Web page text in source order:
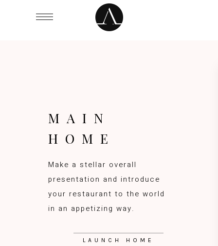
LAUNCH HOME
M A I N
H O M E
Make a stellar overall
presentation and introduce
your restaurant to the world
in an appetizing way.